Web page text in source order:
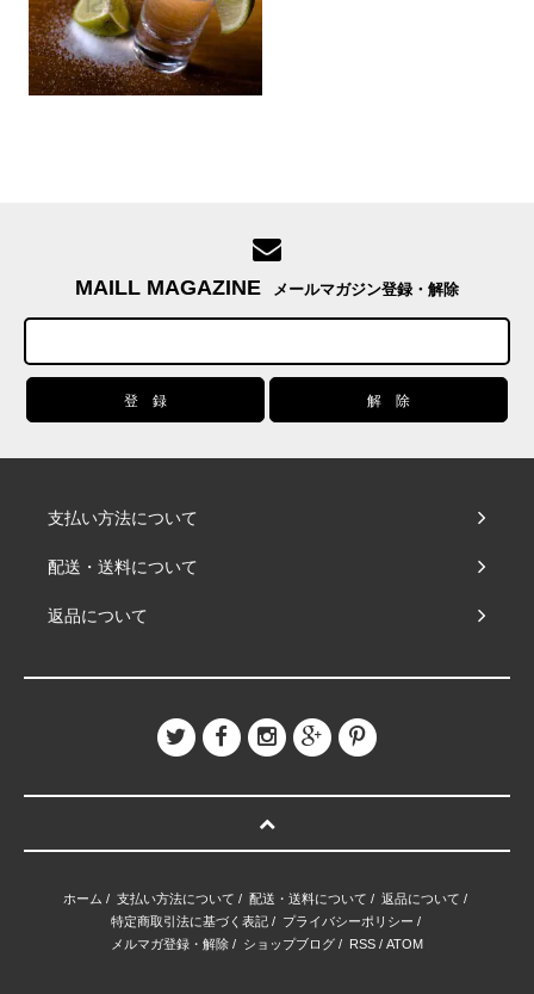
MAILL MAGAZINE メールマガジン登録・解除
支払い方法について
配送・送料について
返品について
ホーム / 支払い方法について / 配送・送料について / 返品について /
特定商取引法に基づく表記/ プライバシーポリシー /
メルマガ登録・解除 / ショップブログ / RSS / ATOM